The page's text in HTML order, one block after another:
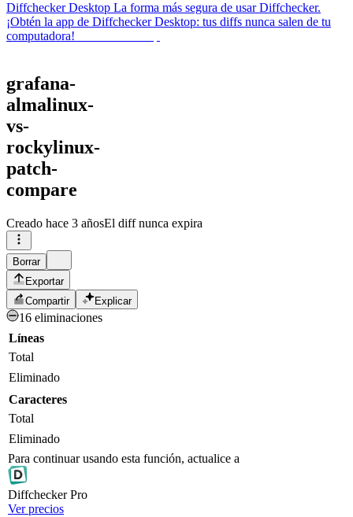
Diffchecker Desktop La forma más segura de usar Diffchecker.
¡Obtén la app de Diffchecker Desktop: tus diffs nunca salen de tu
computadora!
grafana-
almalinux-
vs-
rockylinux-
patch-
compare
Creado hace 3 añosEl diff nunca expira
Borrar
Exportar
Compartir
Explicar
16 eliminaciones
Líneas
Total
Eliminado
Caracteres
Total
Eliminado
Para continuar usando esta función, actualice a
DiffcheckerPro
Ver precios